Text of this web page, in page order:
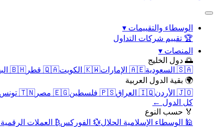
الوسطاء والتقييمات ▾
🏆 تقييم شركات التداول
المنصات ▾
🌅 دول الخليج
🇸🇦 السعودية
🇦🇪 الإمارات 🇰🇼 الكويت 🇶🇦 قطر 🇧🇭 البحرين
🌍 بقية الدول العربية
🇯🇴 الأردن
🇮🇶 العراق 🇵🇸 فلسطين 🇪🇬 مصر 🇹🇳 تونس
كل الدول ←
🏅 حسب النوع
🕌 الوسطاء الإسلامية الحلال💱 الفوركس₿ العملات الرقمية